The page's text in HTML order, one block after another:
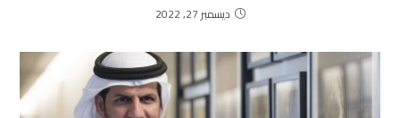
ديسمبر 27, 2022